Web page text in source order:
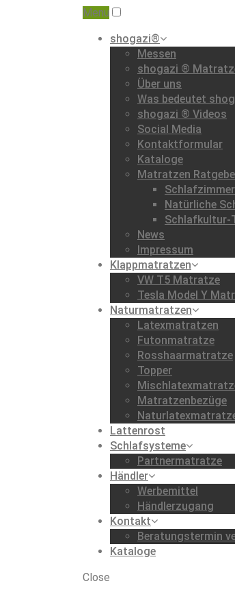
Menu
shogazi®
Messen
shogazi ®
Über uns
Was bedeutet
shogazi ® Videos
Social Media
Kontaktformular
Kataloge
Matratzen
Natürliche
Schlafkultur-
News
Impressum
Klappmatratzen
VW T5 Matratze
Tesla Model Y
Naturmatratzen
Latexmatratzen
Futonmatratze
Rosshaarmatratze
Topper
Matratzenbezüge
Lattenrost
Schlafsysteme
Partnermatratze
Händler
Werbemittel
Händlerzugang
Kontakt
Beratungstermin
Kataloge
Close